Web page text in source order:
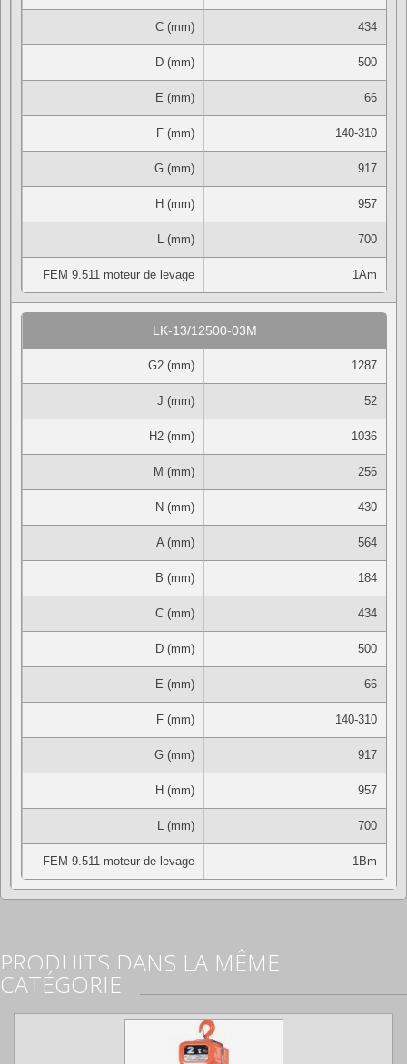
C (mm) 434
D (mm) 500
E (mm) 66
F (mm) 140-310
G (mm) 917
H (mm) 957
L (mm) 700
FEM 9.511 moteur de levage 1Am
LK-13/12500-03M
G2 (mm) 1287
J (mm) 52
H2 (mm) 1036
M (mm) 256
N (mm) 430
A (mm) 564
B (mm) 184
C (mm) 434
D (mm) 500
E (mm) 66
F (mm) 140-310
G (mm) 917
H (mm) 957
L (mm) 700
FEM 9.511 moteur de levage 1Bm
PRODUITS DANS LA MÊME
CATÉGORIE